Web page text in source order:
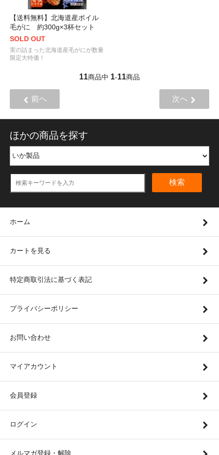
【送料無料】北海道産ボイル
毛がに 約300g×3杯セット
SOLD OUT
実の詰まった北海道産毛がにが数量
限定大特価！
11商品中 1-11商品
前へ 次へ
ほかの商品を探す
検索
ホーム
カートを見る
特定商取引法に基づく表記
プライバシーポリシー
お問い合わせ
マイアカウント
会員登録
ログイン
メルマガ登録・解除